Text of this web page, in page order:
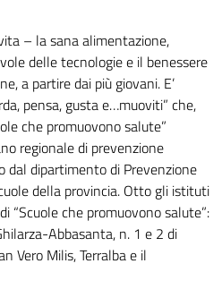
– la sana alimentazione,
delle tecnologie e il benessere
a partire dai più giovani. E’
pensa, gusta e…muoviti” che,
che promuovono salute”
regionale di prevenzione
dipartimento di Prevenzione
della provincia. Otto gli istituti
che promuovono salute”:
Abbasanta, n. 1 e 2 di
Vero Milis, Terralba e il